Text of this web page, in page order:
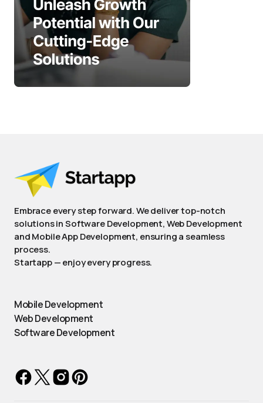
Embrace every step forward. We deliver top-notch
solutions in Software Development, Web Development
and Mobile App Development, ensuring a seamless
process.
Startapp — enjoy every progress.
Mobile Development
Web Development
Software Development